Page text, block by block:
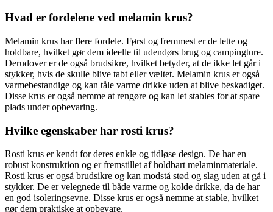
Hvad er fordelene ved melamin krus?
Melamin krus har flere fordele. Først og fremmest er de lette og
holdbare, hvilket gør dem ideelle til udendørs brug og campingture.
Derudover er de også brudsikre, hvilket betyder, at de ikke let går i
stykker, hvis de skulle blive tabt eller væltet. Melamin krus er også
varmebestandige og kan tåle varme drikke uden at blive beskadiget.
Disse krus er også nemme at rengøre og kan let stables for at spare
plads under opbevaring.
Hvilke egenskaber har rosti krus?
Rosti krus er kendt for deres enkle og tidløse design. De har en
robust konstruktion og er fremstillet af holdbart melaminmateriale.
Rosti krus er også brudsikre og kan modstå stød og slag uden at gå i
stykker. De er velegnede til både varme og kolde drikke, da de har
en god isoleringsevne. Disse krus er også nemme at stable, hvilket
gør dem praktiske at opbevare.